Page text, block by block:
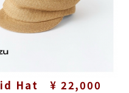
Hat ¥ 22,000